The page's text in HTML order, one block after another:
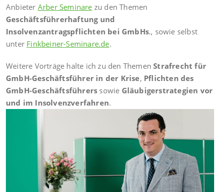
Anbieter Arber Seminare zu den Themen
Geschäftsführerhaftung und
Insolvenzantragspflichten bei GmbHs., sowie selbst
unter Finkbeiner-Seminare.de.
Weitere Vorträge halte ich zu den ThemenStrafrecht für
GmbH-Geschäftsführer in der Krise, Pflichten des
GmbH-Geschäftsführers sowie Gläubigerstrategien vor
und im Insolvenzverfahren.